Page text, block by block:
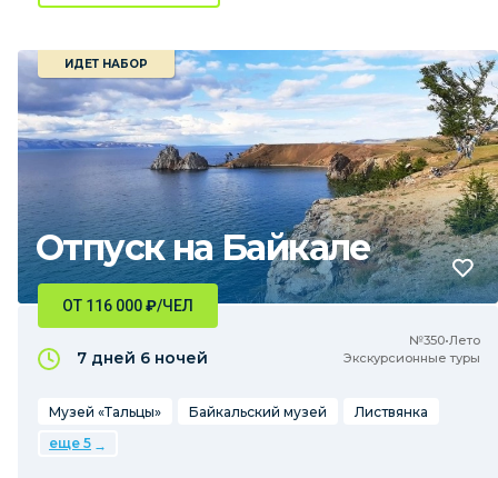
Отпуск на Байкале
ИДЕТ НАБОР
№350•Лето
Экскурсионные туры
ОТ 116 000₽/ЧЕЛ
7 дней 6 ночей
Музей «Тальцы» Байкальский музей
Листвянка
еще 5